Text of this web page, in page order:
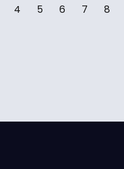
4 5 6 7 8